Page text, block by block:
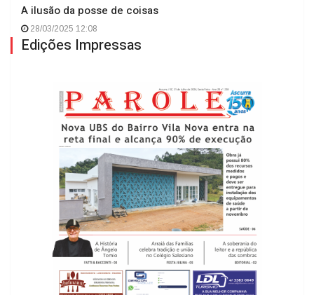
A ilusão da posse de coisas
28/03/2025 12:08
Edições Impressas